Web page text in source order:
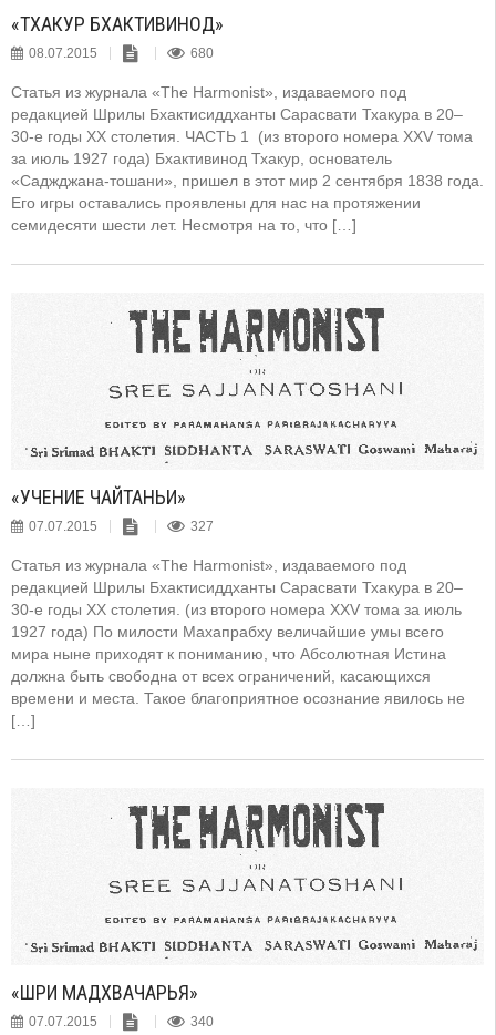
«ТХАКУР БХАКТИВИНОД»
08.07.2015 680
Статья из журнала «The Harmonist», издаваемого под
редакцией Шрилы Бхактисиддханты Сарасвати Тхакура в 20–
30-е годы XX столетия. ЧАСТЬ 1 (из второго номера XXV тома
за июль 1927 года) Бхактивинод Тхакур, основатель
«Саджджана-тошани», пришел в этот мир 2 сентября 1838 года.
Его игры оставались проявлены для нас на протяжении
семидесяти шести лет. Несмотря на то, что […]
«УЧЕНИЕ ЧАЙТАНЬИ»
07.07.2015 327
Статья из журнала «The Harmonist», издаваемого под
редакцией Шрилы Бхактисиддханты Сарасвати Тхакура в 20–
30-е годы XX столетия. (из второго номера XXV тома за июль
1927 года) По милости Махапрабху величайшие умы всего
мира ныне приходят к пониманию, что Абсолютная Истина
должна быть свободна от всех ограничений, касающихся
времени и места. Такое благоприятное осознание явилось не
[…]
«ШРИ МАДХВАЧАРЬЯ»
07.07.2015 340